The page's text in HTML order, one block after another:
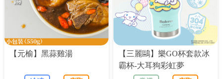
【元榆】黑蒜雞湯
【三麗鷗】樂GO杯套款冰
霸杯-大耳狗彩虹夢